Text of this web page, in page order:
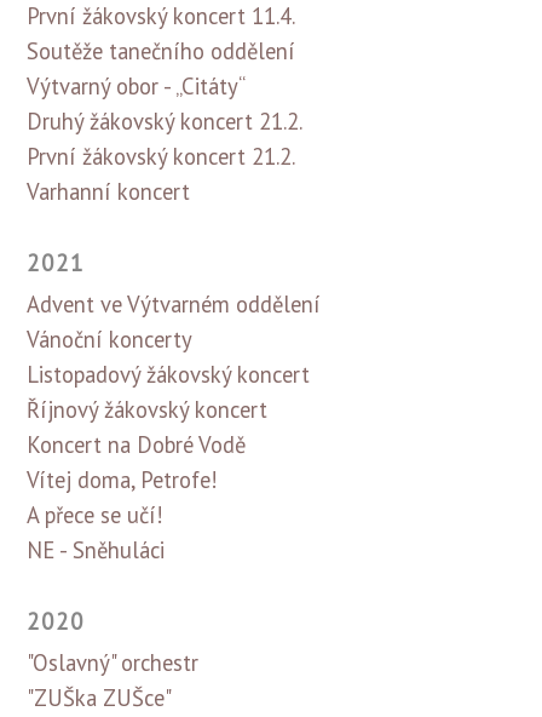
První žákovský koncert 11.4.
Soutěže tanečního oddělení
Výtvarný obor - „Citáty“
Druhý žákovský koncert 21.2.
První žákovský koncert 21.2.
Varhanní koncert
2021
Advent ve Výtvarném oddělení
Vánoční koncerty
Listopadový žákovský koncert
Říjnový žákovský koncert
Koncert na Dobré Vodě
Vítej doma, Petrofe!
A přece se učí!
NE - Sněhuláci
2020
"Oslavný" orchestr
"ZUŠka ZUŠce"